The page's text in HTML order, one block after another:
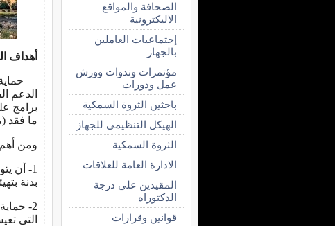
أهداف
حماية
الدعم
برامج
ما فقد
ومن أهم
1- أن
بدنة
2-
التى
الصحافة والمواقع
الاليكترونية
إجتماعيات العاملين
بالجهاز
مؤتمرات وندوات وورش
عمل ودورات
باحثين الثروة السمكية
الهيكل التنظيمى للجهاز
الثروة السمكية
الادارة العامة للعلاقات
المقيدين علي درجة
الدكتوراه
قوانين وقرارات